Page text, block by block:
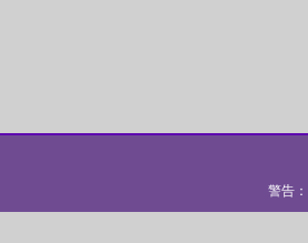
警告